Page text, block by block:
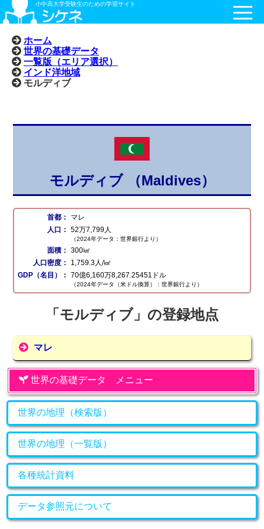
小中高大学受験生のための学習サイト
ホーム
世界の基礎データ
一覧版（エリア選択）
インド洋地域
モルディブ
モルディブ （Maldives）
首都：
マレ
人口： 52万7,799人
（2024年データ：世界銀行より）
面積： 300㎢
人口密度：
1,759.3人/㎢
GDP（名目）： 70億6,160万8,267.25451ドル
（2024年データ（米ドル換算）：世界銀行より）
「モルディブ」の登録地点
マレ
世界の基礎データ メニュー
世界の地理（検索版）
世界の地理（一覧版）
各種統計資料
データ参照元について